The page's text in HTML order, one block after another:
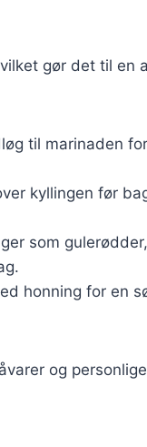
gør det til en
til marinaden
kyllingen før
som
honning for en
og